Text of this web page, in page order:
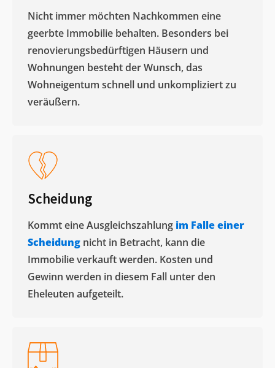
Nicht immer möchten Nachkommen eine
geerbte Immobilie behalten. Besonders bei
renovierungsbedürftigen Häusern und
Wohnungen besteht der Wunsch, das
Wohneigentum schnell und unkompliziert zu
veräußern. ​
Scheidung
Kommt eine Ausgleichszahlung im Falle einer
Scheidung nicht in Betracht, kann die
Immobilie verkauft werden. Kosten und
Gewinn werden in diesem Fall unter den
Eheleuten aufgeteilt.​